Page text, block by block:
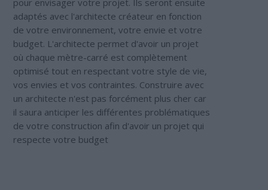
pour envisager votre projet. Ils seront ensuite
adaptés avec l'architecte créateur en fonction
de votre environnement, votre envie et votre
budget. L'architecte permet d'avoir un projet
où chaque mètre-carré est complètement
optimisé tout en respectant votre style de vie,
vos envies et vos contraintes. Construire avec
un architecte n'est pas forcément plus cher car
il saura anticiper les différentes problématiques
de votre construction afin d'avoir un projet qui
respecte votre budget